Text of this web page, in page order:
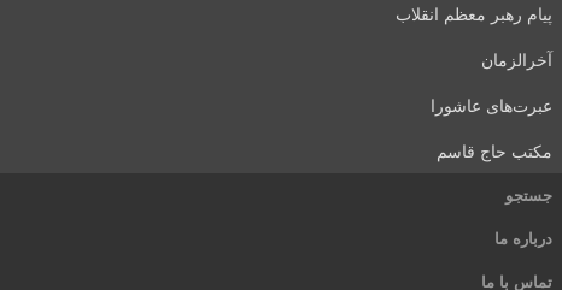
پیام رهبر معظم انقلاب
آخرالزمان
عبرت‌های عاشورا
مکتب حاج قاسم
جستجو
درباره ما
تماس با ما